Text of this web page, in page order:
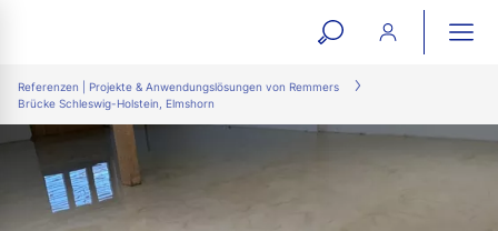
open
search
form
Referenzen | Projekte & Anwendungslösungen von Remmers
Brücke Schleswig-Holstein, Elmshorn